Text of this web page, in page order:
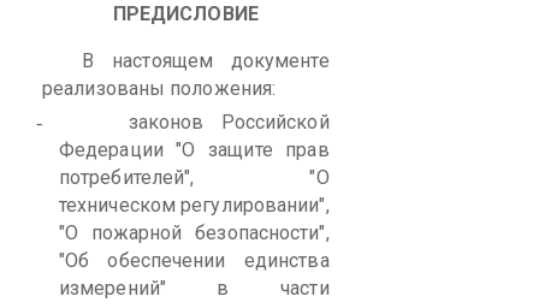
ПРЕДИСЛОВИЕ
В настоящем документе
реализованы положения:
-
законов Российской
Федерации "О защите прав
потребителей", "О
техническом регулировании",
"О пожарной безопасности",
"Об обеспечении единства
измерений" в части